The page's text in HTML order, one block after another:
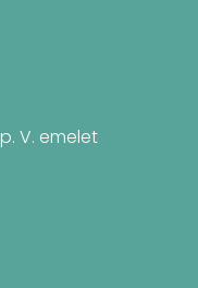
V. emelet